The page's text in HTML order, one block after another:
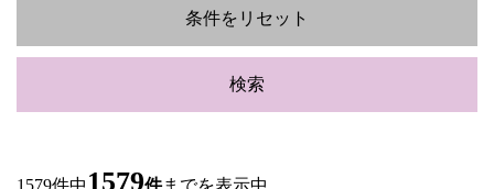
条件をリセット
検索
1579件中 1579件までを表示中